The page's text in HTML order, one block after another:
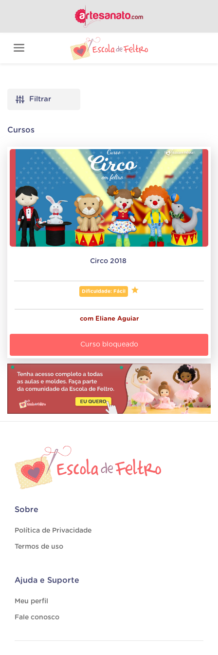
Filtrar
Cursos
Circo 2018
Dificuldade: Fácil
com Eliane Aguiar
Curso bloqueado
Sobre
Política de Privacidade
Termos de uso
Ajuda e Suporte
Meu perfil
Fale conosco